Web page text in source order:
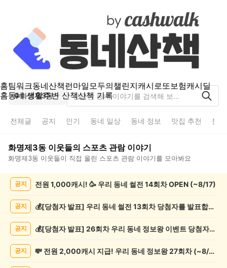
홈팀워크동네산책 런마일모두의챌린지캐시로또보험캐시딜
홈동네 생활주변 산책산책 기록
화명제3동
전체글 공지 인기 동네 일상 동네 정보 맛집 추천 분
화명제3동 이웃들의 스포츠 관람이야기
화명제3동 이웃들이 직접 올린 스포츠 관람 이야기를 모아봐요
공지 전원 1,000캐시! 🥳 우리 동네 썰전 14회차 OPEN (~8/17)
공지 💰[당첨자 발표] 우리 동네 썰전 13회차 당첨자를 발표합니다!
공지 💰[당첨자 발표] 26회차 우리 동네 정보왕 이벤트 당첨자를 발표합니다!
공지 💸 전원 2,000캐시 지급! 우리 동네 정보왕 27회차 (~8/10)